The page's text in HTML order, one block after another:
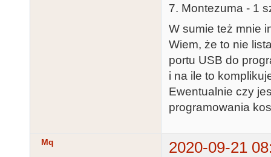
7. Montezuma - 1
W sumie też mnie
Wiem, że to nie
portu USB do
i na ile to
Ewentualnie czy
programowania
Mq
2020-09-21